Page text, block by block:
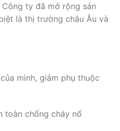
ty đã mở rộng sản
là thị trường châu Âu và
mình, giảm phụ thuộc
toàn chống cháy nổ